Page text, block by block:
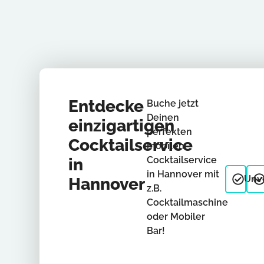
Entdecke
einzigartigen
Cocktailservice
in
Hannover
Buche jetzt
Deinen
perfekten
mobilen
Cocktailservice
in Hannover mit
z.B.
Cocktailmaschine
oder Mobiler
Bar!